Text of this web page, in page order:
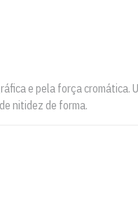
e pela força cromática.
nitidez de forma.